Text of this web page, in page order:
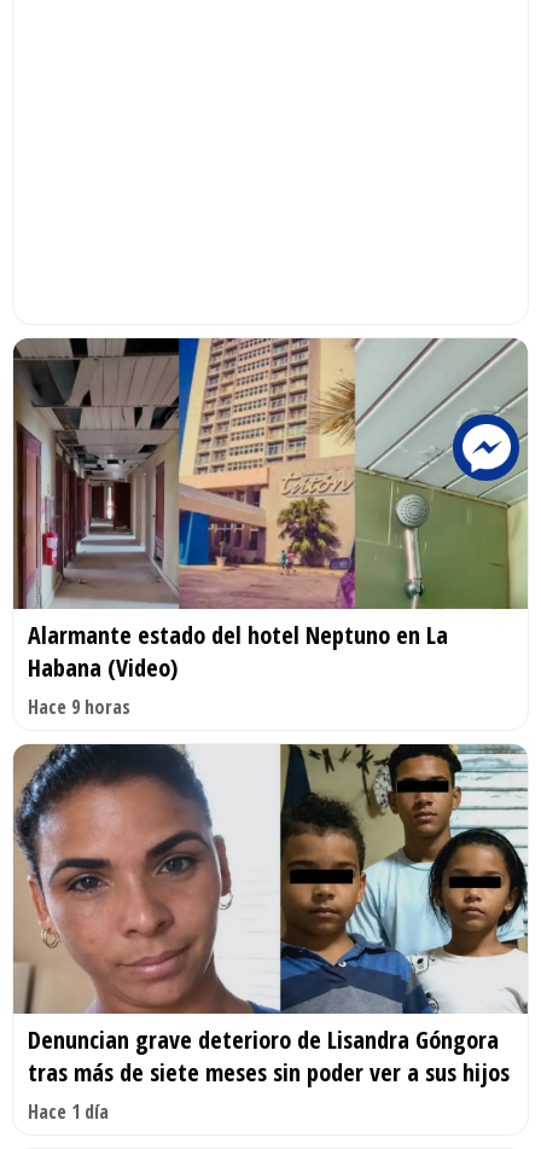
Alarmante estado del hotel Neptuno en La
Habana (Video)
Hace 9 horas
Denuncian grave deterioro de Lisandra Góngora
tras más de siete meses sin poder ver a sus hijos
Hace 1 día